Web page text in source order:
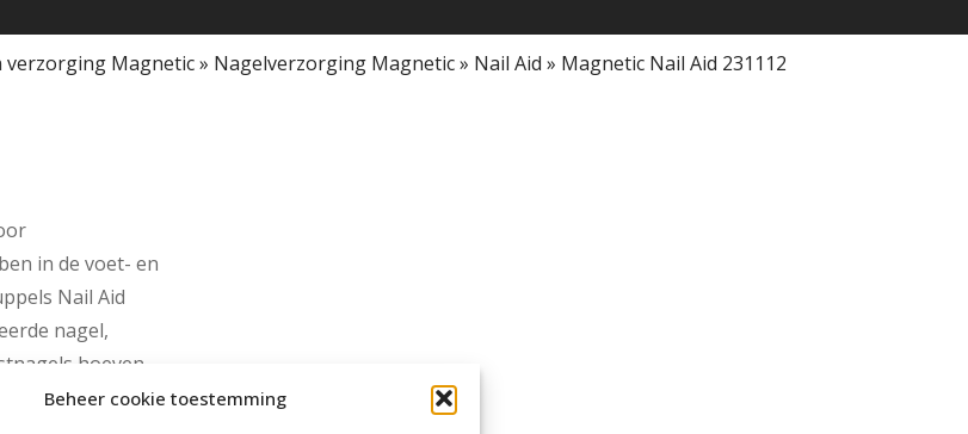
Beheer cookie toestemming
verzorging Magnetic» Nagelverzorging Magnetic» Nail Aid » Magnetic Nail Aid 231112
in de voet- en
Nail Aid
nagel,
hoeven